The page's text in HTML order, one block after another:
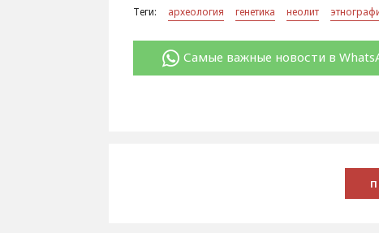
Теги: археология генетика неолит
Самые важные новости в